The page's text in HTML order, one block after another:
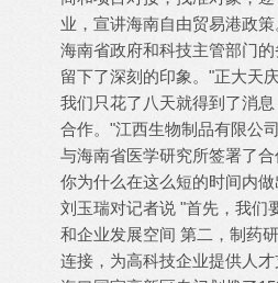
业，宣讲海南自由贸易港政策
海南省政府和科技主管部门
留下了深刻的印象。"正大天
我们只花了八天就得到了消
合作。"江西生物制品有限公
与海南省医学研究所签署了合
你为什么在这么短的时间内做
刘玉瑞对记者说 "首先，我们
和企业发展空间 第二，制药
连接，为高科技企业提供人才